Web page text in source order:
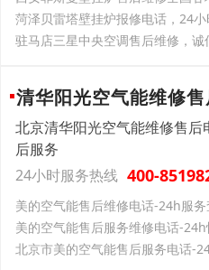
菏泽贝雷塔壁挂炉报修电话，24
驻马店三星中央空调售后维修，诚
清华阳光空气能维修
北京清华阳光空气能维修售
后服务
24小时服务热线 400-
美的空气能售后维修电话-24h服
美的空气能售后服务维修电话-
北京市美的空气能售后服务电话-